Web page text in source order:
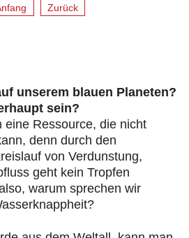
Zurück
unserem blauen Planeten?
sein?
eine Ressource, die nicht
denn durch den
von Verdunstung,
geht kein Tropfen
warum sprechen wir